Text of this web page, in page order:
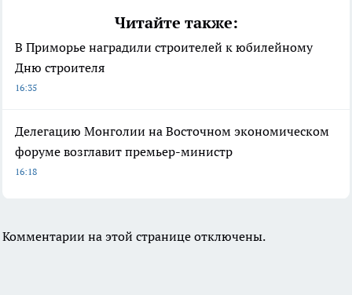
Читайте также:
В Приморье наградили строителей к юбилейному
Дню строителя
16:35
Делегацию Монголии на Восточном экономическом
форуме возглавит премьер-министр
16:18
Комментарии на этой странице отключены.